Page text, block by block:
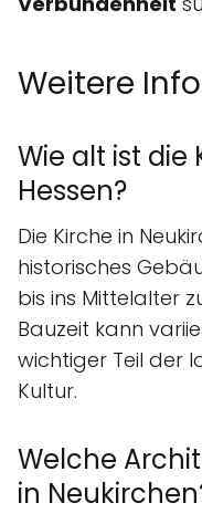
Weitere
Wie alt ist die
Hessen?
Die Kirche in
historisches
bis ins Mittelalter
Bauzeit kann
wichtiger Teil der
Kultur.
Welche
in